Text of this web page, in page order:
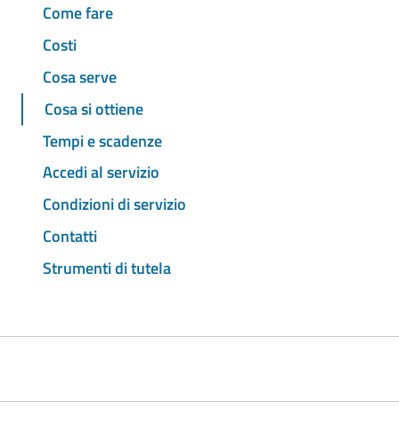
Come fare
Costi
Cosa serve
Cosa si ottiene
Tempi e scadenze
Accedi al servizio
Condizioni di servizio
Contatti
Strumenti di tutela